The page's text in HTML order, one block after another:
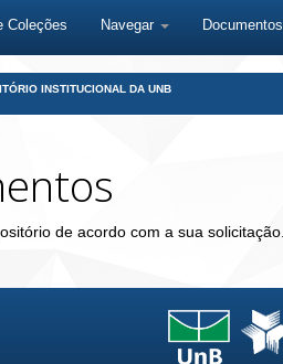
Coleções Navegar Documentos
INSTITUCIONAL DA UNB
de acordo com a sua solicitação.